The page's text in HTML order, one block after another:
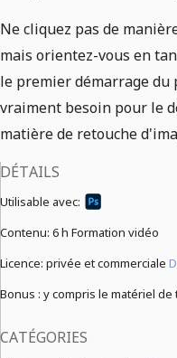
Ne cliquez pas de
mais orientez-vous en
le premier démarrage du
vraiment besoin pour le
matière de retouche
DÉTAILS
Utilisable avec:
Contenu: 6 h Formation vidéo
Licence: privée et commerciale
Bonus : y compris le matériel de
CATÉGORIES